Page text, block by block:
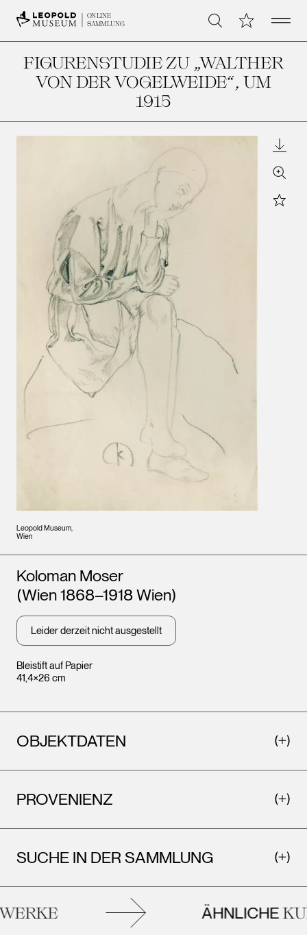
ONLINE
SAMMLUNG
Suche Meine Open
FIGURENSTUDIE ZU „WALTHER
VON DER VOGELWEIDE“, UM
1915
Leopold Museum,
Wien
Zoom
Star
Bleistift auf Papier
41,4×26 cm
Künstler*innen
Koloman Moser
(Wien 1868–1918 Wien)
Leider derzeit nicht ausgestellt
OBJEKTDATEN
PROVENIENZ
SUCHE IN DER SAMMLUNG
ÄHNLICHE